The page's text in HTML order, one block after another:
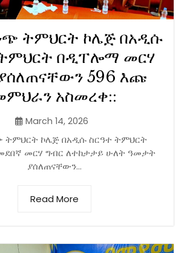
ትምህርት ኮሌጅ በአዲሱ
በዲፐሎማ መርሃ
596 እጩ
አስመረቀ::
March 14, 2026
ትምህርት ኮሌጅ በአዲሱ ስርዓተ ትምህርት
መርሃ ግብር ለተከታታይ ሁለት ዓመታት
ያሰለጠናቸውን...
Read More